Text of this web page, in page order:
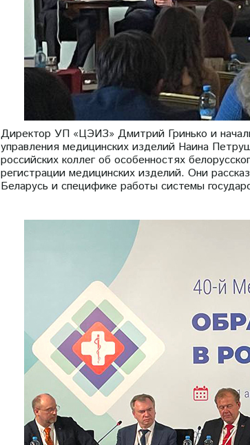
Директор УП «ЦЭИЗ» Дмитрий Гринько и
управления медицинских изделий Наина
российских коллег об особенностях
регистрации медицинских изделий. Они
Беларусь и специфике работы системы